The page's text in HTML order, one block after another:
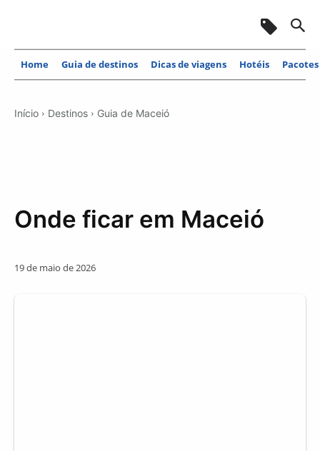
Home Guia de destinos Dicas de viagens Hotéis Pacotes
Início Destinos Guia de Maceió
Onde ficar em Maceió
19 de maio de 2026